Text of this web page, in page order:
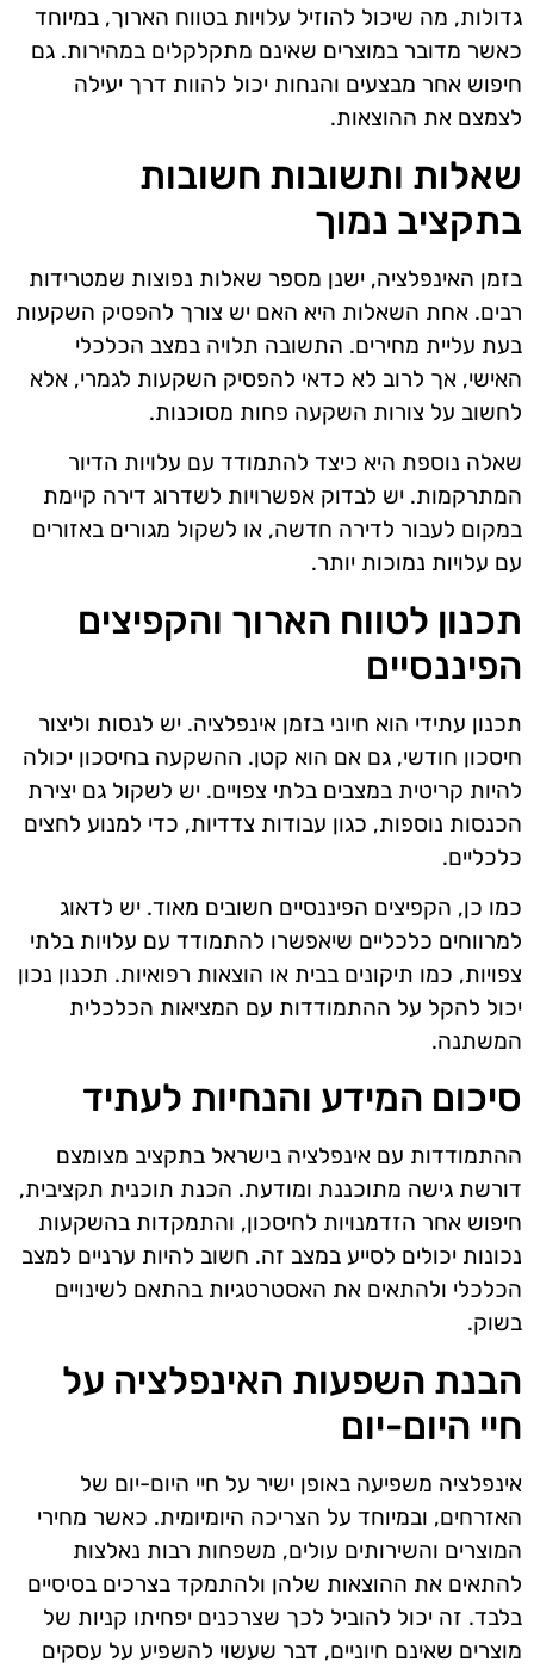
גדולות, מה שיכול להוזיל עלויות בטווח הארוך, במיוחד
כאשר מדובר במוצרים שאינם מתקלקלים במהירות. גם
חיפוש אחר מבצעים והנחות יכול להוות דרך יעילה
לצמצם את ההוצאות.
שאלות ותשובות חשובות
בתקציב נמוך
בזמן האינפלציה, ישנן מספר שאלות נפוצות שמטרידות
רבים. אחת השאלות היא האם יש צורך להפסיק השקעות
בעת עליית מחירים. התשובה תלויה במצב הכלכלי
האישי, אך לרוב לא כדאי להפסיק השקעות לגמרי, אלא
לחשוב על צורות השקעה פחות מסוכנות.
שאלה נוספת היא כיצד להתמודד עם עלויות הדיור
המתרקמות. יש לבדוק אפשרויות לשדרוג דירה קיימת
במקום לעבור לדירה חדשה, או לשקול מגורים באזורים
עם עלויות נמוכות יותר.
תכנון לטווח הארוך והקפיצים
הפיננסיים
תכנון עתידי הוא חיוני בזמן אינפלציה. יש לנסות וליצור
חיסכון חודשי, גם אם הוא קטן. ההשקעה בחיסכון יכולה
להיות קריטית במצבים בלתי צפויים. יש לשקול גם יצירת
הכנסות נוספות, כגון עבודות צדדיות, כדי למנוע לחצים
כלכליים.
כמו כן, הקפיצים הפיננסיים חשובים מאוד. יש לדאוג
למרווחים כלכליים שיאפשרו להתמודד עם עלויות בלתי
צפויות, כמו תיקונים בבית או הוצאות רפואיות. תכנון נכון
יכול להקל על ההתמודדות עם המציאות הכלכלית
המשתנה.
סיכום המידע והנחיות לעתיד
ההתמודדות עם אינפלציה בישראל בתקציב מצומצם
דורשת גישה מתוכננת ומודעת. הכנת תוכנית תקציבית,
חיפוש אחר הזדמנויות לחיסכון, והתמקדות בהשקעות
נכונות יכולים לסייע במצב זה. חשוב להיות ערניים למצב
הכלכלי ולהתאים את האסטרטגיות בהתאם לשינויים
בשוק.
הבנת השפעות האינפלציה על
חיי היום-יום
אינפלציה משפיעה באופן ישיר על חיי היום-יום של
האזרחים, ובמיוחד על הצריכה היומיומית. כאשר מחירי
המוצרים והשירותים עולים, משפחות רבות נאלצות
להתאים את ההוצאות שלהן ולהתמקד בצרכים בסיסיים
בלבד. זה יכול להוביל לכך שצרכנים יפחיתו קניות של
מוצרים שאינם חיוניים, דבר שעשוי להשפיע על עסקים